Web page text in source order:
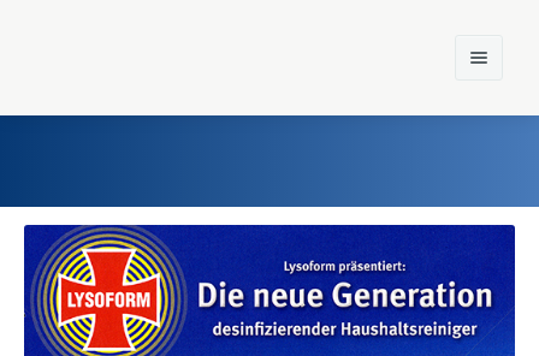
Home
Einst und Heute
Marken